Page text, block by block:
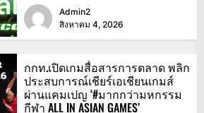
Admin2
สิงหาคม 4, 2026
กกท.เปิดเกมสื่อสารการตลาด พลิก
ประสบการณ์เชียร์เอเชียนเกมส์
ผ่านแคมเปญ ‘#มากกว่ามหกรรม
กีฬา ALL IN ASIAN GAMES’